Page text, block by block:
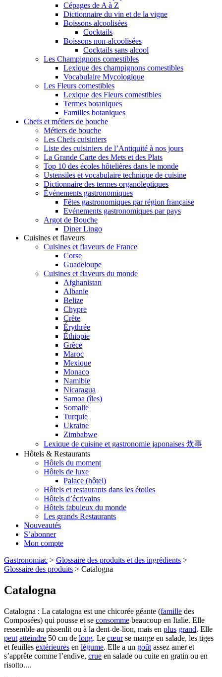
Cépages de A à Z
Dictionnaire du vin et de la vigne
Boissons alcoolisées
Cocktails
Boissons non-alcoolisées
Cocktails sans alcool
Les Champignons comestibles
Lexique des champignons comestibles
Vocabulaire Mycologique
Les Fleurs comestibles
Lexique des Fleurs comestibles
Termes botaniques
Familles botaniques
Chefs et métiers de bouche
Métiers de bouche
Les Chefs cuisiniers
Liste des cuisiniers de l’Antiquité à nos jours
La Grande Carte des Mets et des Plats
Top 10 des écoles hôtelières dans le monde
Ustensiles et vocabulaire technique de cuisine
Dictionnaire des termes organoleptiques
Événements gastronomiques
Fêtes gastronomiques par région française
Evénements gastronomiques par pays
Argot de Bouche
Diner Lingo
Cuisines et flaveurs
Cuisines et flaveurs de France
Corse
Guadeloupe
Cuisines et flaveurs du monde
Afghanistan
Albanie
Belize
Chypre
Crète
Érythrée
Éthiopie
Grèce
Maroc
Mexique
Monaco
Namibie
Nicaragua
Samoa (îles)
Somalie
Turquie
Ukraine
Zimbabwe
Lexique de cuisine et gastronomie japonaises 炊事
Hôtels & Restaurants
Hôtels du moment
Hôtels de luxe
Palace (hôtel)
Hôtels et restaurants dans les étoiles
Hôtels d’écrivains
Hôtels fabuleux du monde
Les grands Restaurants
Nouveautés
S’abonner
Mon compte
Gastronomiac > Glossaire des produits et des ingrédients >
Glossaire des produits > Catalogna
Catalogna
Catalogna : La catalogna est une chicorée géante (famille des
Composées) qui pousse et se consomme beaucoup en Italie. Elle
ressemble au pissenlit ou à la dent-de-lion, mais en plus grand. Elle
peut atteindre 50 cm de long. Le cœurse mange en salade, les tiges
et feuilles extérieures en légume. Elle a un goût assez amer et
s’apprête comme l’endive, crue en salade ou cuite en gratin ou en
risotto....